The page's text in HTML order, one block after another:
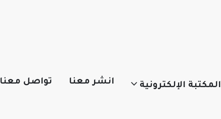
المكتبة الإلكترونية انشر معنا تواصل معنا